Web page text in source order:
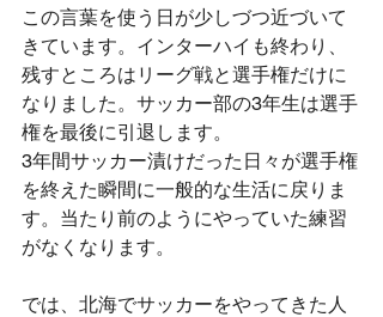
この言葉を使う日が少しづつ近づいて
きています。インターハイも終わり、
残すところはリーグ戦と選手権だけに
なりました。サッカー部の3年生は選手
権を最後に引退します。
3年間サッカー漬けだった日々が選手権
を終えた瞬間に一般的な生活に戻りま
す。当たり前のようにやっていた練習
がなくなります。
では、北海でサッカーをやってきた人